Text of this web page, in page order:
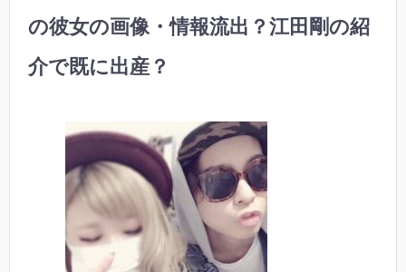
の彼女の画像・情報流出？江田剛の紹
介で既に出産？